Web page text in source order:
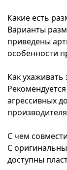
Какие есть
Варианты
приведены
особенности
Как ухаживать
агрессивных
С чем
С
доступны